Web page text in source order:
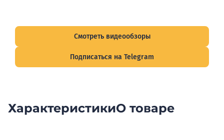
Смотреть видеообзоры
Подписаться на Telegram
ХарактеристикиО товаре